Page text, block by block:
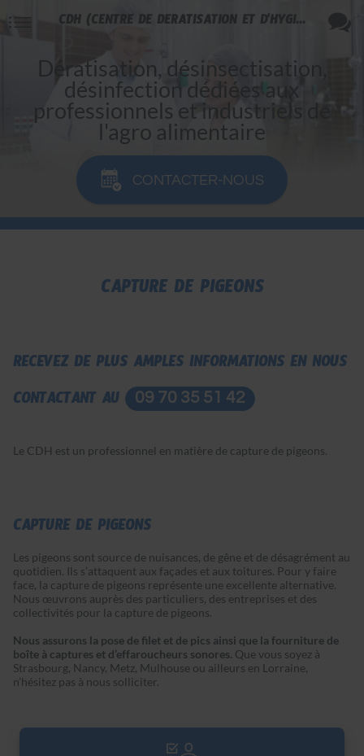
Dératisation, désinsectisation,
désinfection dédiées aux
professionnels et industriels de
l'agro alimentaire
CONTACTER-NOUS
CAPTURE DE PIGEONS
RECEVEZ DE PLUS AMPLES INFORMATIONS EN NOUS
CONTACTANT AU
09 70 35 51 42
Le CDH est un professionnel en matière de capture de pigeons.
CAPTURE DE PIGEONS
Les pigeons sont source de nuisances, de gêne et de désagrément au
quotidien. Ils s’attaquent aux façades et aux toitures. Pour y faire
face, la capture de pigeons représente une excellente alternative.
Nous œuvrons auprès des particuliers, des entreprises et des
collectivités pour la capture de pigeons.
Nous assurons la pose de filet et de pics ainsi que la fourniture de
boîte à captures et d’effaroucheurs sonores. Que vous soyez à
Strasbourg, Nancy, Metz, Mulhouse ou ailleurs en Lorraine,
n’hésitez pas à nous solliciter.
CDH (CENTRE DE DÉRATISATION ET D'HYGIÈNE)